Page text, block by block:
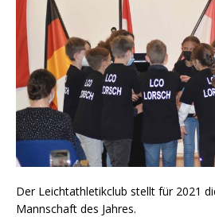
Der Leichtathletikclub stellt für 2021
Mannschaft des Jahres.